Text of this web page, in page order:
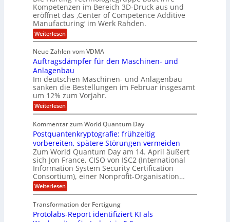
ä
l
t
6
5
M
i
l
l
i
o
n
n
U
S
-
D
o
l
l
a
r
g
i
n
e
r
i
n
g
f
ü
r
E
M
E
A
u
n
d
L
a
t
r
s
i
o
n
3
.
2
n
i
m
m
t
A
p
s
o
l
u
t
S
a
u
e
r
e
s
i
w
i
r
d
C
h
i
e
f
C
u
s
t
o
m
e
r
O
ff
c
Kompetenzen im Bereich 3D-Druck aus und
eröffnet das ‚Center of Competence Additive
Manufacturing‘ im Werk Rahden.
Weiterlesen:
H
r
t
i
n
g
e
r
ö
f
n
e
t
K
o
m
p
e
t
e
n
z
Neue Zahlen vom VDMA
Auftragsdämpfer für den Maschinen- und
Anlagenbau
Im deutschen Maschinen- und Anlagenbau
sanken die Bestellungen im Februar insgesamt
um 12% zum Vorjahr.
Weiterlesen:
A
f
t
r
a
g
s
d
ä
m
p
e
f
Kommentar zum World Quantum Day
Postquantenkryptografie: frühzeitig
vorbereiten, spätere Störungen vermeiden
Zum World Quantum Day am 14. April äußert
sich Jon France, CISO von ISC2 (International
Information System Security Certification
Consortium), einer Nonprofit-Organisation…
Weiterlesen:
P
s
t
Transformation der Fertigung
Protolabs-Report identifiziert KI als